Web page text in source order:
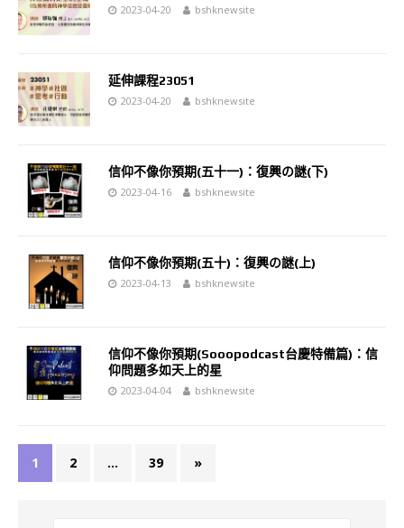
2023-04-20 bshknewsite
延伸課程23051
2023-04-20 bshknewsite
信仰不像你預期(五十一)：復興の謎(下)
2023-04-16 bshknewsite
信仰不像你預期(五十)：復興の謎(上)
2023-04-13 bshknewsite
信仰不像你預期(Sooopodcast台慶特備篇)：信
仰問題多如天上的星
2023-04-04 bshknewsite
1 2 ... 39 »